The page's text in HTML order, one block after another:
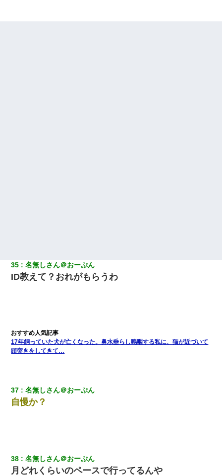
35 名無しさん＠おーぷん
ID教えて？おれがもらうわ
17年飼っていた犬が亡くなった。鼻水垂らし嗚咽する私に、猫が近づいて
頭突きをしてきて…
37 名無しさん＠おーぷん
自慢か？
38 名無しさん＠おーぷん
月どれくらいのペースで行ってるんや